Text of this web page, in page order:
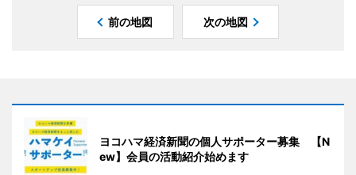
前の地図 次の地図
ヨコハマ経済新聞の個人サポーター募集 【N
ew】会員の活動紹介始めます